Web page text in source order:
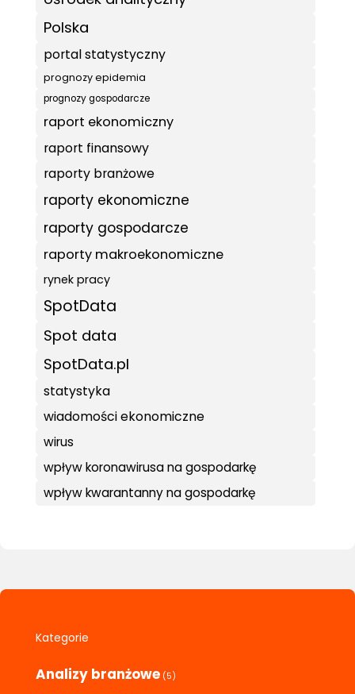
Polska
portal statystyczny
prognozy epidemia
prognozy gospodarcze
raport ekonomiczny
raport finansowy
raporty branżowe
raporty ekonomiczne
raporty gospodarcze
raporty makroekonomiczne
rynek pracy
SpotData
Spot data
SpotData.pl
statystyka
wiadomości ekonomiczne
wirus
wpływ koronawirusa na gospodarkę
wpływ kwarantanny na gospodarkę
Kategorie
Analizy branżowe (5)